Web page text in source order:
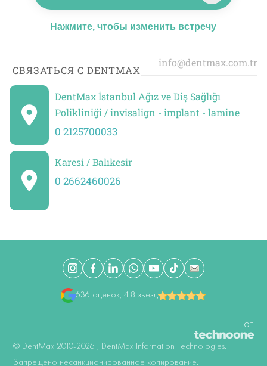
Нажмите, чтобы изменить встречу
СВЯЗАТЬСЯ С DENTMAX
DentMax İstanbul Ağız ve Diş Sağlığı
Polikliniği / invisalign - implant - lamine
0 2125700033
Karesi / Balıkesir
0 2662460026
636 оценок, 4.8 звезд
©️ DentMax 2010-2026 , DentMax Information Technologies.
Запрещено несанкционированное копирование.
ОТ